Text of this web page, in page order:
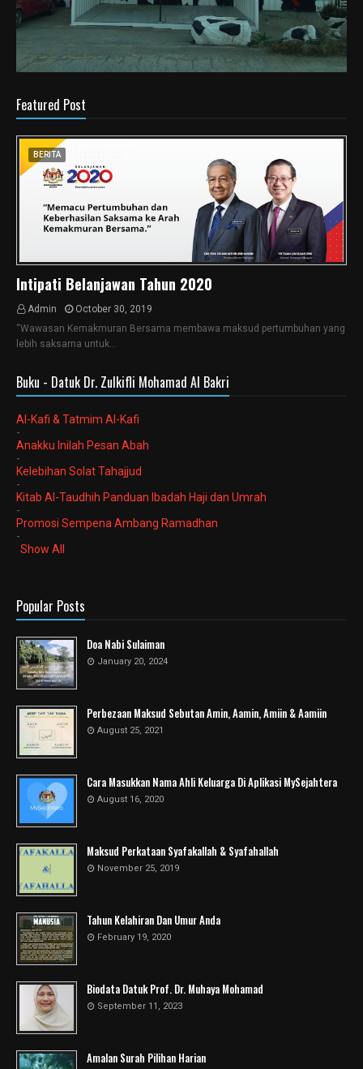
Featured Post
BERITA
Intipati Belanjawan Tahun 2020
Admin
October 30, 2019
“Wawasan Kemakmuran Bersama membawa maksud pertumbuhan yang
lebih saksama untuk…
Buku - Datuk Dr. Zulkifli Mohamad Al Bakri
Al-Kafi & Tatmim Al-Kafi
-
Anakku Inilah Pesan Abah
-
Kelebihan Solat Tahajjud
-
Kitab Al-Taudhih Panduan Ibadah Haji dan Umrah
-
Promosi Sempena Ambang Ramadhan
-
Show All
Popular Posts
Doa Nabi Sulaiman
January 20, 2024
Perbezaan Maksud Sebutan Amin, Aamin, Amiin & Aamiin
August 25, 2021
Cara Masukkan Nama Ahli Keluarga Di Aplikasi MySejahtera
August 16, 2020
Maksud Perkataan Syafakallah & Syafahallah
November 25, 2019
Tahun Kelahiran Dan Umur Anda
February 19, 2020
Biodata Datuk Prof. Dr. Muhaya Mohamad
September 11, 2023
Amalan Surah Pilihan Harian